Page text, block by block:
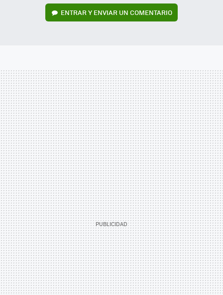
ENTRAR Y ENVIAR UN COMENTARIO